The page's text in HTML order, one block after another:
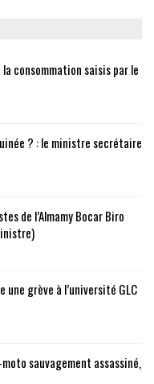
consommation saisis par le
? : le ministre secrétaire
de l’Almamy Bocar Biro
grève à l’université GLC
sauvagement assassiné,